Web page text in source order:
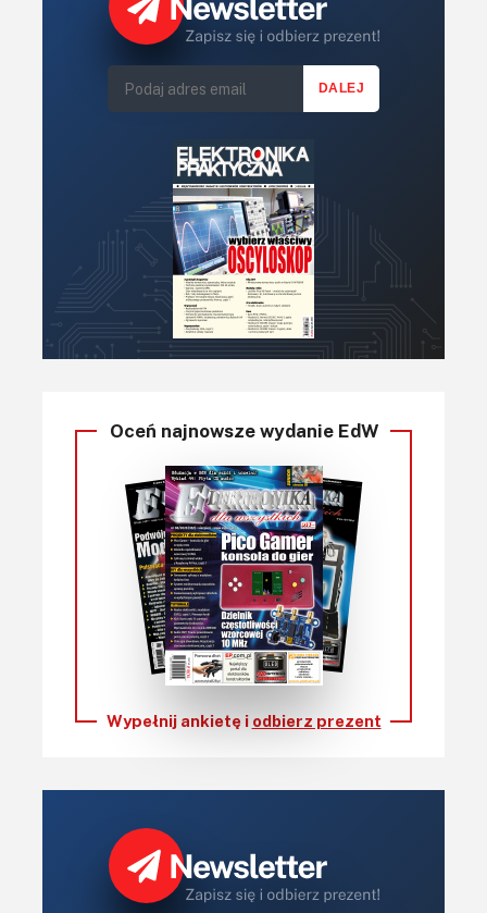
Oceń najnowsze wydanie EdW
Wypełnij ankietę i odbierz prezent